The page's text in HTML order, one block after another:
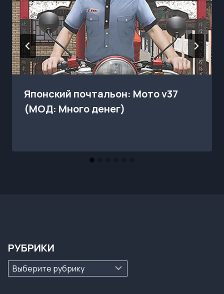
Японский почтальон: Мото v37
(МОД: Много денег)
РУБРИКИ
Рубрики